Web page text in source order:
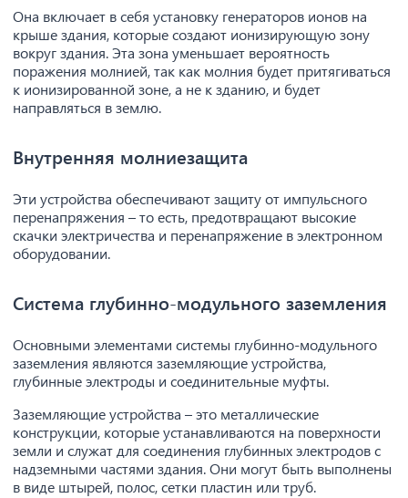
Она включает в себя установку генераторов ионов на
крыше здания, которые создают ионизирующую зону
вокруг здания. Эта зона уменьшает вероятность
поражения молнией, так как молния будет притягиваться
к ионизированной зоне, а не к зданию, и будет
направляться в землю.
Внутренняя молниезащита
Эти устройства обеспечивают защиту от импульсного
перенапряжения – то есть, предотвращают высокие
скачки электричества и перенапряжение в электронном
оборудовании.
Система глубинно-модульного заземления
Основными элементами системы глубинно-модульного
заземления являются заземляющие устройства,
глубинные электроды и соединительные муфты.
Заземляющие устройства – это металлические
конструкции, которые устанавливаются на поверхности
земли и служат для соединения глубинных электродов с
надземными частями здания. Они могут быть выполнены
в виде штырей, полос, сетки пластин или труб.